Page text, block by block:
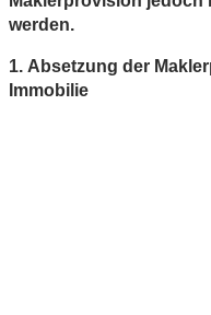
werden.
1. Absetzung der
Immobilie